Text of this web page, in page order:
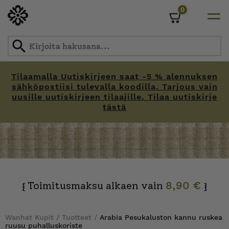
Tilaamalla Uutiskirjeen saat -5 % alennuksen
sähköpostiisi tulevalla koodilla. Tarjous vain
uusille uutiskirjeen tilaajille. Tilaa uutiskirje
tästä
0
{ Toimitusmaksu alkaen vain 8,90 € }
Wanhat Kupit / Tuotteet / Arabia Pesukaluston kannu ruskea
ruusu puhalluskoriste